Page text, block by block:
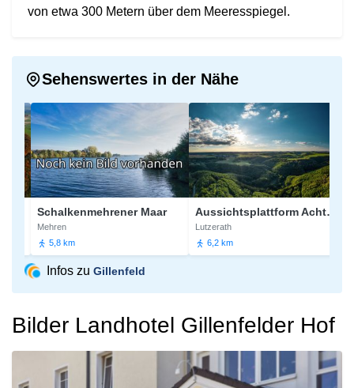
von etwa 300 Metern über dem Meeresspiegel.
Sehenswertes in der Nähe
Schalkenmehrener Maar
Mehren
5,8 km
Aussichtsplattform Achterhöhe
Lutzerath
6,2 km
Infos zu Gillenfeld
Bilder Landhotel Gillenfelder Hof